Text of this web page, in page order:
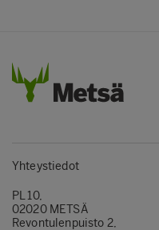
Yhteystiedot
PL 10,
02020 METSÄ
Revontulenpuisto 2,